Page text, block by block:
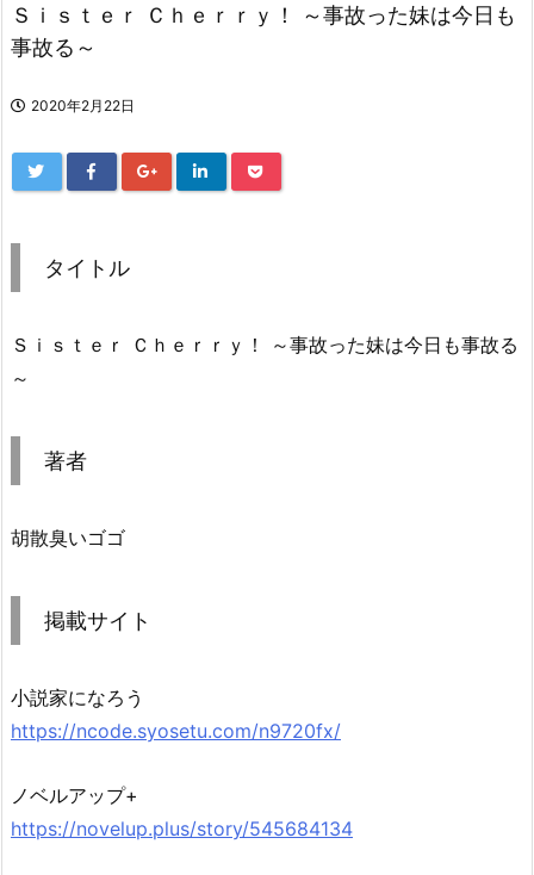
Ｓｉｓｔｅｒ Ｃｈｅｒｒｙ！ ～事故った妹は今日も
事故る～
2020年2月22日
タイトル
Ｓｉｓｔｅｒ Ｃｈｅｒｒｙ！ ～事故った妹は今日も事故る
～
著者
胡散臭いゴゴ
掲載サイト
小説家になろう
https://ncode.syosetu.com/n9720fx/
ノベルアップ+
https://novelup.plus/story/545684134